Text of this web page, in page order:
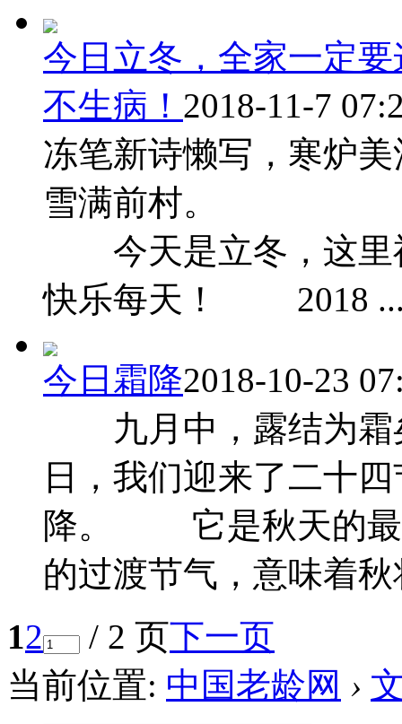
今日立冬，全家一定
不生病！ 2018-11-7
冻笔新诗懒写，寒炉
雪满前村。
今天是立冬，这里
快乐每天！ 2018
今日霜降2018-10-23
九月中，露结为
日，我们迎来了二十
降。 它是秋天的最
的过渡节气，意味着秋
12 / 2 页下一页
当前位置: 中国老龄网 ›